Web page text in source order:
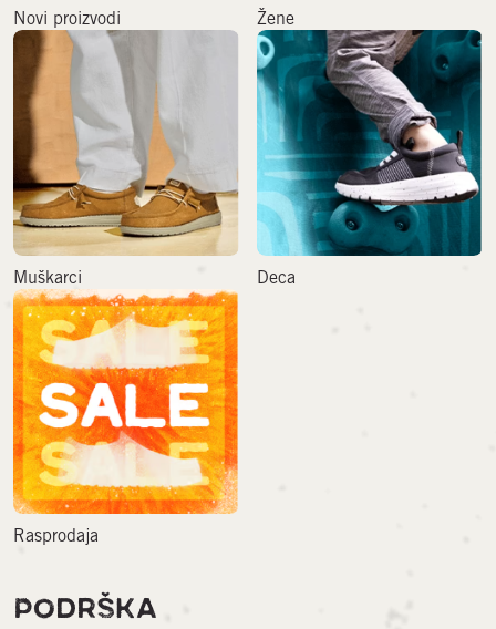
Novi proizvodi Žene
Muškarci Deca
Rasprodaja
PODRŠKA